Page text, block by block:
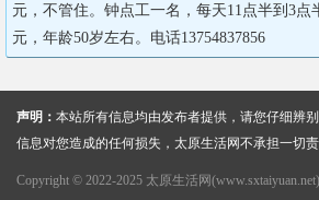
元，不管住。钟点工一名，每天11点半到3点
元，年龄50岁左右。电话13754837856
声明： 本站所有信息均由发布者提供，请您仔细辨
信息对您造成的任何损失，太原生活网不承担一切责
Copyright © 2022-2025 太原生活网